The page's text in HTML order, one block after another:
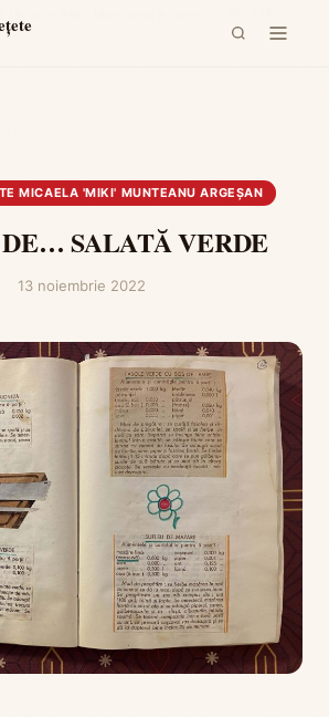
MICAELA 'MIKI' MUNTEANU ARGEŞAN
SALATĂ VERDE
13 noiembrie 2022